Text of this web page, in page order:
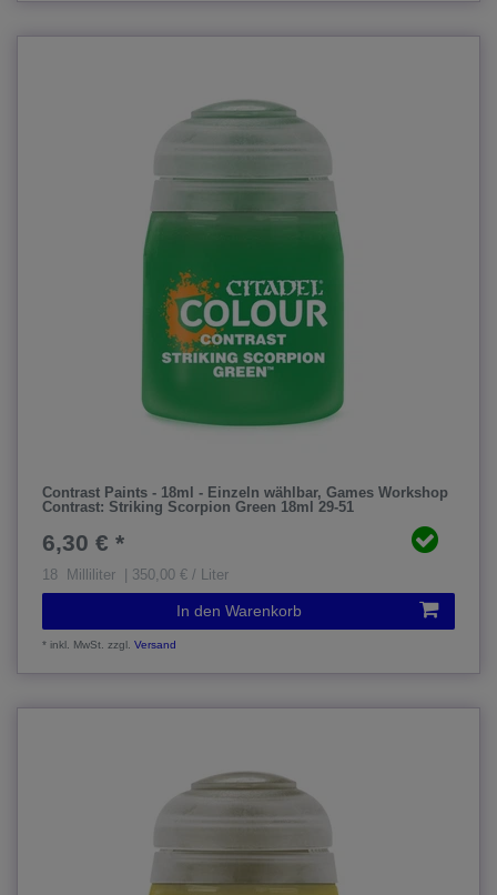
Contrast Paints - 18ml - Einzeln wählbar, Games Workshop
Contrast: Striking Scorpion Green 18ml 29-51
6,30 € *
18 Milliliter | 350,00 € / Liter
In den Warenkorb
*inkl. MwSt. zzgl.Versand